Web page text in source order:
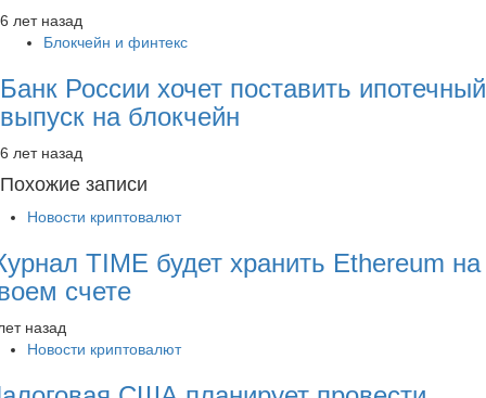
6 лет назад
Блокчейн и финтекс
Банк России хочет поставить ипотечный
выпуск на блокчейн
6 лет назад
Похожие записи
Новости криптовалют
TIME будет хранить Ethereum на
счете
назад
Новости криптовалют